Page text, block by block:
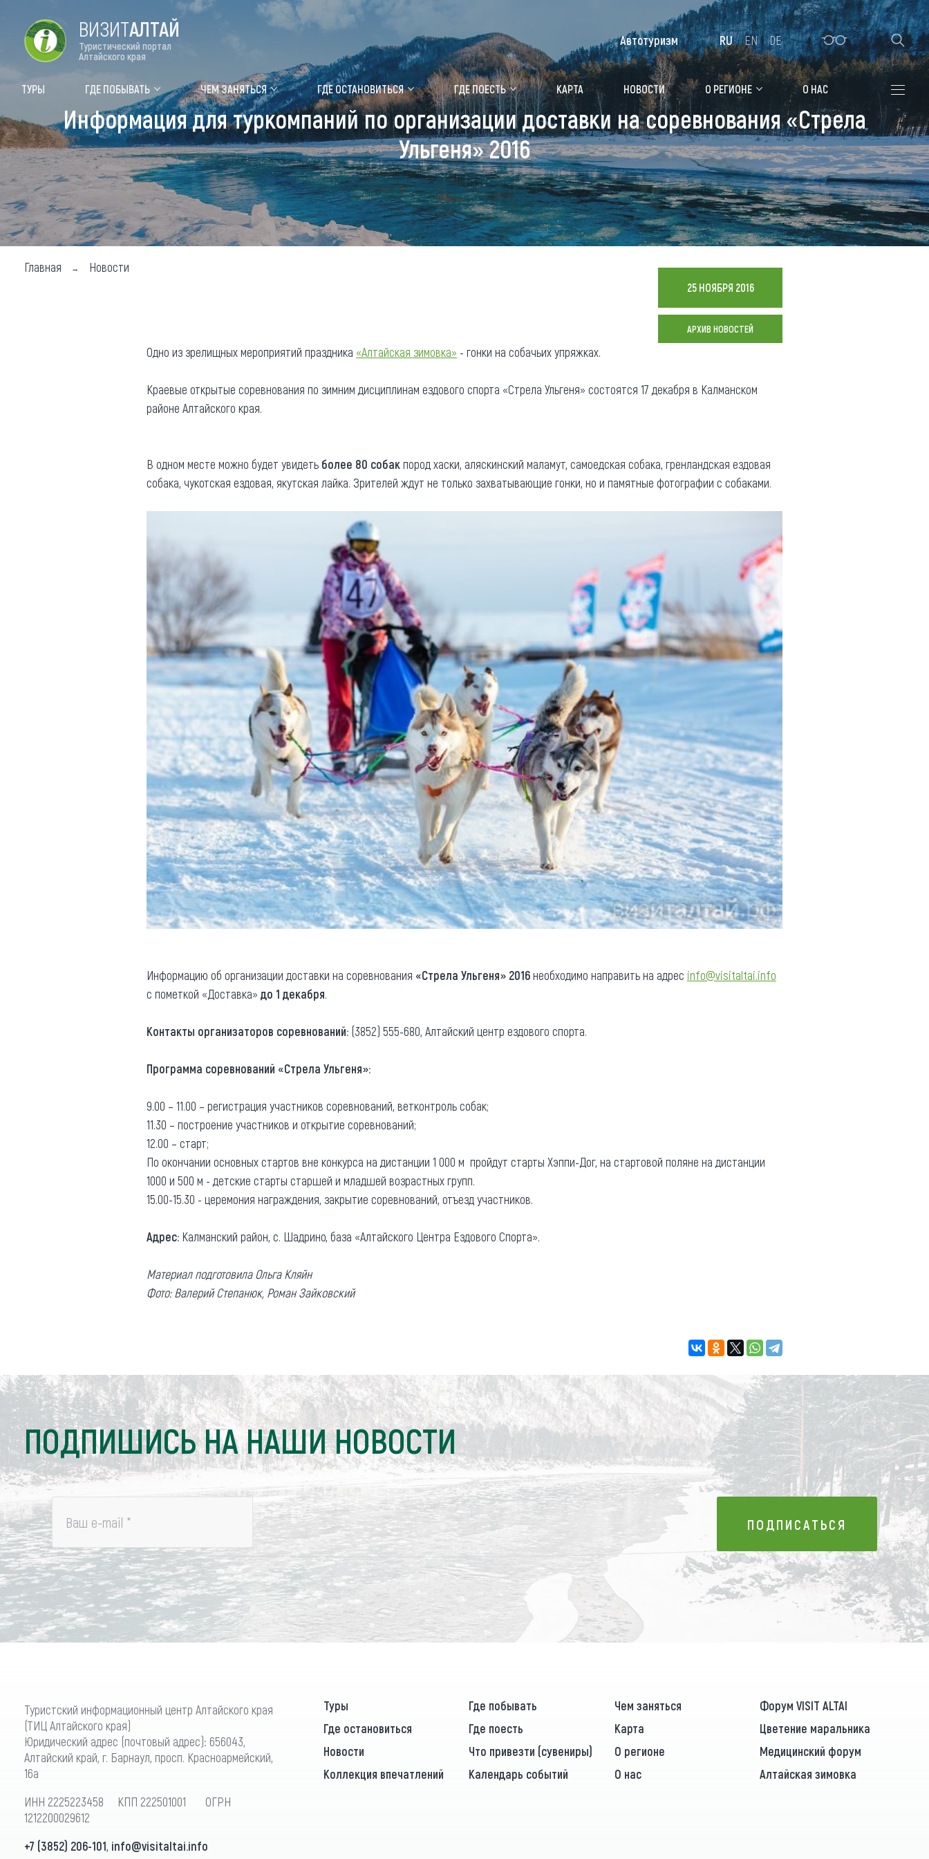
Форум VISIT ALTAI Цветение маральника Медицинский форум Алтайская зимовка
Туры Где побывать
Объекты природы
Объекты истории и культуры
Объекты развлечений
Топ туристических мест
Чем заняться
Календарь событий
Аудиогид
Мой маршрут
Где остановиться
Санатории
Гостиницы, отели
Коттеджи, базы
Сельские усадьбы
Мотели, придорожные отели
Придорожные кафе
Новости
Что привезти (сувениры)
Общая информация
Как добраться
Коллекция впечатлений
Видеогалерея
Другие рубрики
Реестр туристических
агентств Алтайского края
Обращения граждан
Противодействие коррупции
ВИЗИТАЛТАЙ
Туристический портал
Алтайского края
ТУРЫ ГДЕ ПОБЫВАТЬ ЧЕМ ЗАНЯТЬСЯ ГДЕ ОСТАНОВИТЬСЯ ГДЕ ПОЕСТЬ КАРТА НОВОСТИ О РЕГИОНЕ О НАС
Автотуризм RU EN DE
Информация для туркомпаний по организации доставки на соревнования «Стрела
Ульгеня» 2016
Главная Новости
25 НОЯБРЯ 2016
АРХИВ НОВОСТЕЙ
Одно из зрелищных мероприятий праздника «Алтайская зимовка» - гонки на собачьих упряжках.
Краевые открытые соревнования по зимним дисциплинам ездового спорта «Стрела Ульгеня» состоятся 17 декабря в Калманском
районе Алтайского края.
В одном месте можно будет увидеть более 80 собакпород хаски, аляскинский маламут, самоедская собака, гренландская ездовая
собака, чукотская ездовая, якутская лайка. Зрителей ждут не только захватывающие гонки, но и памятные фотографии с собаками.
Информацию об организации доставки на соревнования «Стрела Ульгеня» 2016необходимо направить на адрес info@visitaltai.info
с пометкой «Доставка» до 1 декабря.
Контакты организаторов соревнований: (3852) 555-680, Алтайский центр ездового спорта.
Программа соревнований «Стрела Ульгеня»:
9.00 – 11.00 – регистрация участников соревнований, ветконтроль собак;
11.30 – построение участников и открытие соревнований;
12.00 – старт;
По окончании основных стартов вне конкурса на дистанции 1 000 м пройдут старты Хэппи-Дог, на стартовой поляне на дистанции
1000 и 500 м - детские старты старшей и младшей возрастных групп.
15.00-15.30 - церемония награждения, закрытие соревнований, отъезд участников.
Адрес: Калманский район, с. Шадрино, база «Алтайского Центра Ездового Спорта».
Материал подготовила Ольга Кляйн
Фото: Валерий Степанюк, Роман Зайковский
ПОДПИШИСЬ НА НАШИ НОВОСТИ
Ваш e-mail * ПОДПИСАТЬСЯ
ПОДПИСАТЬСЯ
Туристский информационный центр Алтайского края
(ТИЦ Алтайского края)
Юридический адрес (почтовый адрес): 656043,
Алтайский край, г. Барнаул, просп. Красноармейский,
16а
ИНН 2225223458 КПП 222501001 ОГРН
1212200029612
+7 (3852) 206-101, info@visitaltai.info
Туры Где побывать Чем заняться
Форум VISIT ALTAI
Где остановиться
Где поесть Карта
Цветение маральника
Новости
Что привезти (сувениры) О регионе
Медицинский форум
Коллекция впечатлений
Календарь событий О нас Алтайская зимовка